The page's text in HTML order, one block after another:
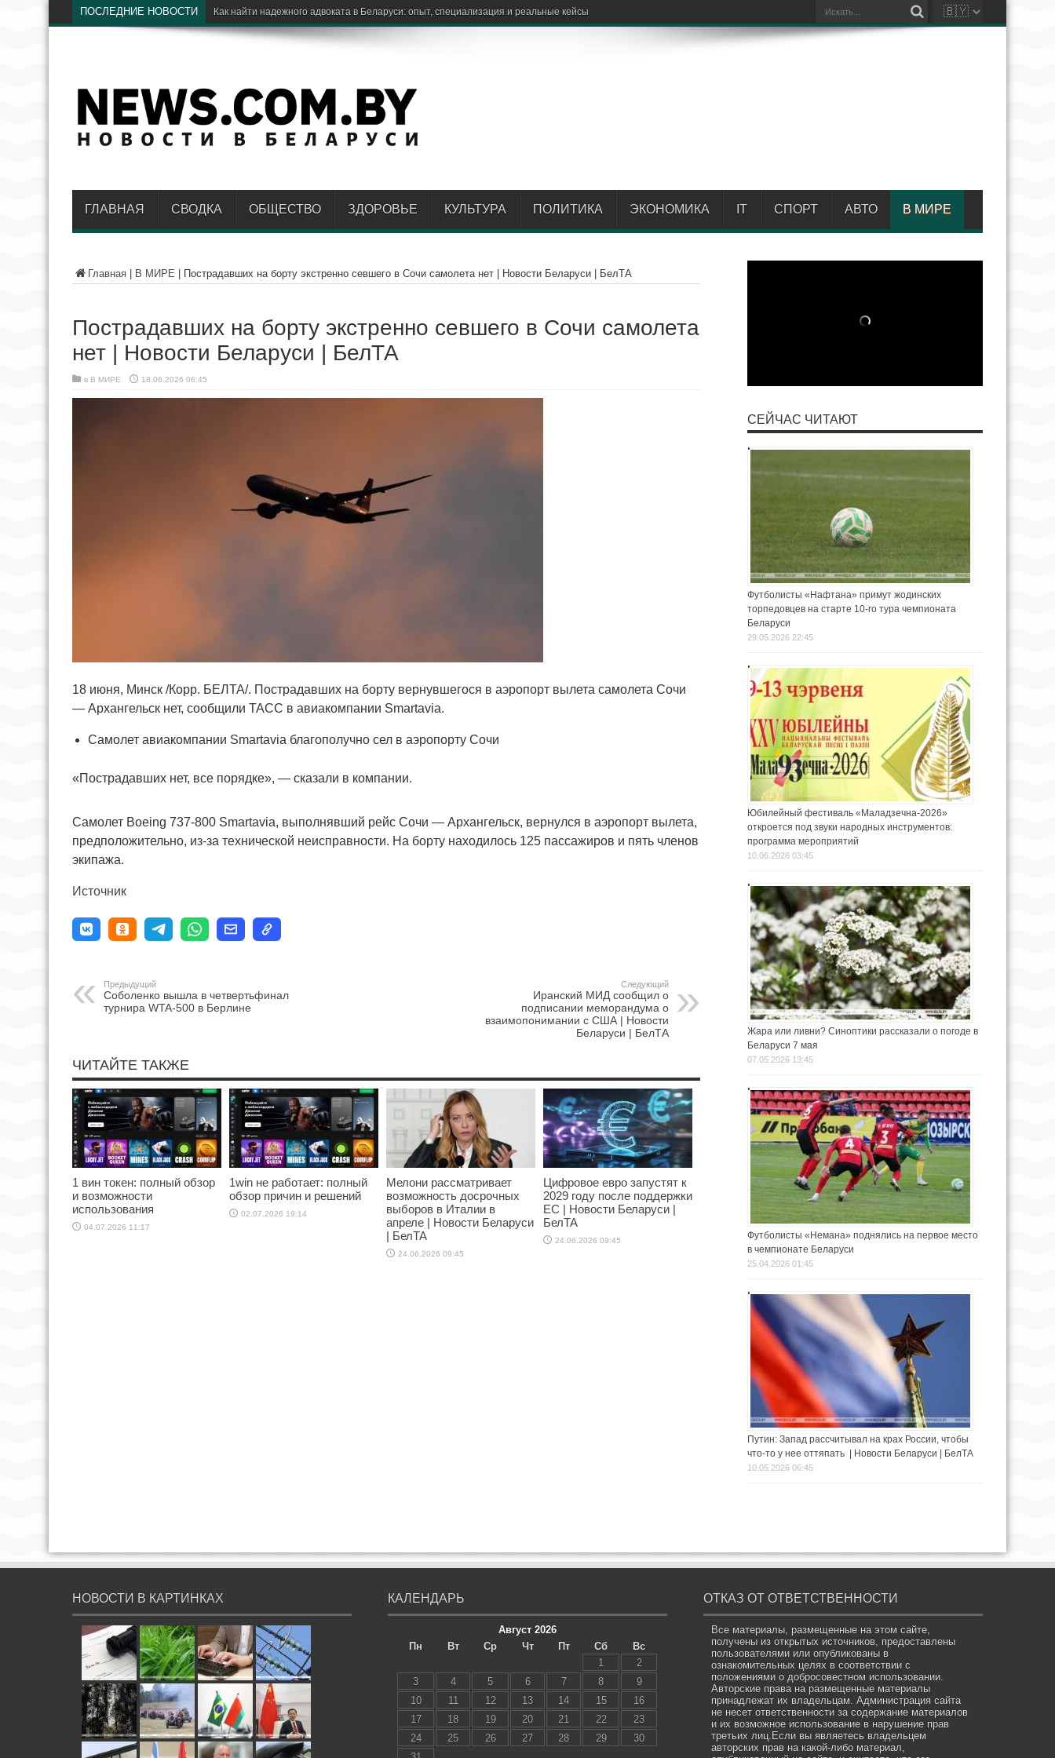
ПОСЛЕДНИЕ НОВОСТИ Как найти надежного адвоката в Беларуси: опыт, специализация и реальные кейсы
ГЛАВНАЯ СВОДКА ОБЩЕСТВО ЗДОРОВЬЕ КУЛЬТУРА ПОЛИТИКА ЭКОНОМИКА IT СПОРТ АВТО В МИРЕ
Главная В МИРЕ Пострадавших на борту экстренно севшего в Сочи самолета нет | Новости Беларуси | БелТА
Пострадавших на борту экстренно севшего в Сочи самолета
нет | Новости Беларуси | БелТА
в В МИРЕ 18.06.2026 06:45
18 июня, Минск /Корр. БЕЛТА/. Пострадавших на борту вернувшегося в аэропорт вылета самолета Сочи
— Архангельск нет, сообщили ТАСС в авиакомпании Smartavia.
Самолет авиакомпании Smartavia благополучно сел в аэропорту Сочи
«Пострадавших нет, все порядке», — сказали в компании.
Самолет Boeing 737-800 Smartavia, выполнявший рейс Сочи — Архангельск, вернулся в аэропорт вылета,
предположительно, из-за технической неисправности. На борту находилось 125 пассажиров и пять членов
экипажа.
Источник
Предыдущий
Соболенко вышла в четвертьфинал
турнира WTA-500 в Берлине
Следующий
Иранский МИД сообщил о
подписании меморандума о
взаимопонимании с США | Новости
Беларуси | БелТА
ЧИТАЙТЕ ТАКЖЕ
1 вин токен: полный обзор
и возможности
использования
04.07.2026 11:17
1win не работает: полный
обзор причин и решений
02.07.2026 19:14
Мелони рассматривает
возможность досрочных
выборов в Италии в
апреле | Новости Беларуси
| БелТА
24.06.2026 09:45
Цифровое евро запустят к
2029 году после поддержки
ЕС | Новости Беларуси |
БелТА
24.06.2026 09:45
СЕЙЧАС ЧИТАЮТ
Футболисты «Нафтана» примут жодинских
торпедовцев на старте 10-го тура чемпионата
Беларуси
29.05.2026 22:45
Юбилейный фестиваль «Маладзечна-2026»
откроется под звуки народных инструментов:
программа мероприятий
10.06.2026 03:45
Жара или ливни? Синоптики рассказали о погоде в
Беларуси 7 мая
07.05.2026 13:45
Футболисты «Немана» поднялись на первое место
в чемпионате Беларуси
25.04.2026 01:45
Путин: Запад рассчитывал на крах России, чтобы
что-то у нее оттяпать | Новости Беларуси | БелТА
10.05.2026 06:45
НОВОСТИ В КАРТИНКАХ КАЛЕНДАРЬ
Август 2026
Пн
Вт Ср Чт Пт Сб
Вс
1
2
3
4 5 6 7 8
9
10
11 12 13 14 15
16
17
18 19 20 21 22
23
24
25 26 27 28 29
30
ОТКАЗ ОТ ОТВЕТСТВЕННОСТИ
Все материалы, размещенные на этом сайте,
получены из открытых источников, предоставлены
пользователями или опубликованы в
ознакомительных целях в соответствии с
положениями о добросовестном использовании.
Авторские права на размещенные материалы
принадлежат их владельцам. Администрация сайта
не несет ответственности за содержание материалов
и их возможное использование в нарушение прав
третьих лиц.Если вы являетесь владельцем
авторских прав на какой-либо материал,